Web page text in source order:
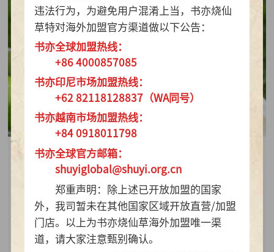
2026-07-28
质价比持续热销
查看详情
违法行为，为避免用户混淆上当，书亦烧仙
草特对海外加盟官方渠道做以下公告：
书亦全球加盟热线：
+86 4000857085
书亦印尼市场加盟热线：
+62 82118128837（WA同号）
书亦越南市场加盟热线：
+84 0918011798
书亦全球官方邮箱：
shuyiglobal@shuyi.org.cn
郑重声明：除上述已开放加盟的国家
外，我司暂未在其他国家区域开放直营/加盟
门店。以上为书亦烧仙草海外加盟唯一渠
道，请大家注意甄别确认。